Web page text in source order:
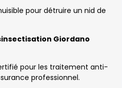
pour détruire un nid de
Giordano
pour les traitement anti-
professionnel.